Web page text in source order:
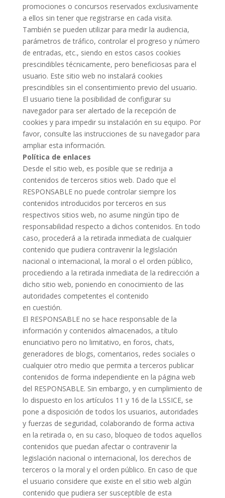
promociones o concursos reservados exclusivamente
a ellos sin tener que registrarse en cada visita.
También se pueden utilizar para medir la audiencia,
parámetros de tráfico, controlar el progreso y número
de entradas, etc., siendo en estos casos cookies
prescindibles técnicamente, pero beneficiosas para el
usuario. Este sitio web no instalará cookies
prescindibles sin el consentimiento previo del usuario.
El usuario tiene la posibilidad de configurar su
navegador para ser alertado de la recepción de
cookies y para impedir su instalación en su equipo. Por
favor, consulte las instrucciones de su navegador para
ampliar esta información.
Política de enlaces
Desde el sitio web, es posible que se redirija a
contenidos de terceros sitios web. Dado que el
RESPONSABLE no puede controlar siempre los
contenidos introducidos por terceros en sus
respectivos sitios web, no asume ningún tipo de
responsabilidad respecto a dichos contenidos. En todo
caso, procederá a la retirada inmediata de cualquier
contenido que pudiera contravenir la legislación
nacional o internacional, la moral o el orden público,
procediendo a la retirada inmediata de la redirección a
dicho sitio web, poniendo en conocimiento de las
autoridades competentes el contenido
en cuestión.
El RESPONSABLE no se hace responsable de la
información y contenidos almacenados, a título
enunciativo pero no limitativo, en foros, chats,
generadores de blogs, comentarios, redes sociales o
cualquier otro medio que permita a terceros publicar
contenidos de forma independiente en la página web
del RESPONSABLE. Sin embargo, y en cumplimiento de
lo dispuesto en los artículos 11 y 16 de la LSSICE, se
pone a disposición de todos los usuarios, autoridades
y fuerzas de seguridad, colaborando de forma activa
en la retirada o, en su caso, bloqueo de todos aquellos
contenidos que puedan afectar o contravenir la
legislación nacional o internacional, los derechos de
terceros o la moral y el orden público. En caso de que
el usuario considere que existe en el sitio web algún
contenido que pudiera ser susceptible de esta